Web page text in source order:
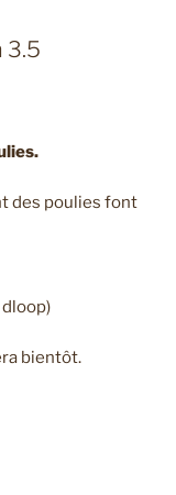
3.5
des poulies font
bientôt.